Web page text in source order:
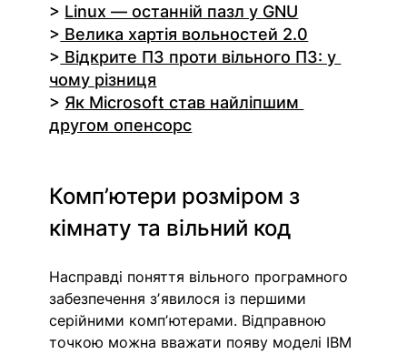
> Linux — останній пазл у GNU
> Велика хартія вольностей 2.0
> Відкрите ПЗ проти вільного ПЗ: у
чому різниця
> Як Microsoft став найліпшим
другом опенсорс
Компʼютери розміром з
кімнату та вільний код
Насправді поняття вільного програмного
забезпечення зʼявилося із першими
серійними компʼютерами. Відправною
точкою можна вважати появу моделі IBM